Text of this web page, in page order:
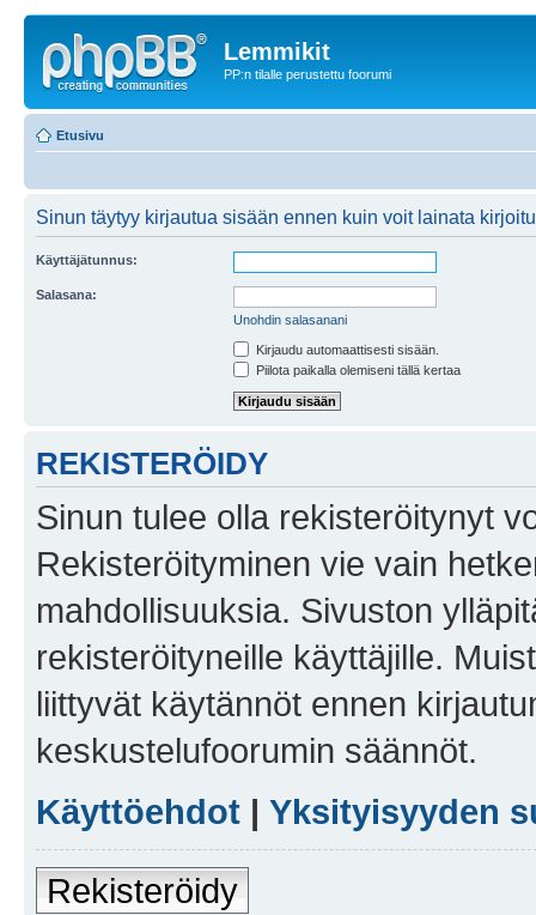
Lemmikit
PP:n tilalle perustettu foorumi
Etusivu
Sinun täytyy kirjautua sisään ennen kuin voit lainata
Käyttäjätunnus:
Salasana:
Unohdin salasanani
Kirjaudu automaattisesti sisään.
Piilota paikalla olemiseni tällä kertaa
REKISTERÖIDY
Sinun tulee olla rekisteröitynyt
Rekisteröityminen vie vain
mahdollisuuksia. Sivuston
rekisteröityneille käyttäjille.
liittyvät käytännöt ennen
keskustelufoorumin säännöt.
Käyttöehdot | Yksityisyyden
Rekisteröidy